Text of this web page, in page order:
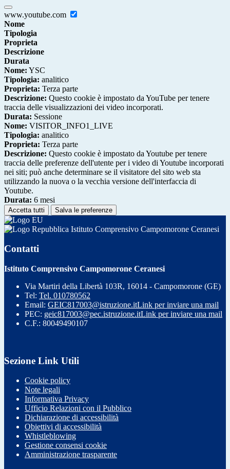
www.youtube.com
Nome
Tipologia
Proprieta
Descrizione
Durata
Nome: YSC
Tipologia: analitico
Proprieta: Terza parte
Descrizione: Questo cookie è impostato da YouTube per tenere
traccia delle visualizzazioni dei video incorporati.
Durata: Sessione
Nome: VISITOR_INFO1_LIVE
Tipologia: analitico
Proprieta: Terza parte
Descrizione: Questo cookie è impostato da Youtube per tenere
traccia delle preferenze dell'utente per i video di Youtube incorporati
nei siti; può anche determinare se il visitatore del sito web sta
utilizzando la nuova o la vecchia versione dell'interfaccia di
Youtube.
Durata: 6 mesi
Accetta tutti Salva le preferenze
Istituto Comprensivo Campomorone Ceranesi
Contatti
Istituto Comprensivo Campomorone Ceranesi
Via Martiri della Libertà 103R, 16014 - Campomorone (GE)
Tel: Tel. 010780562
Email: GEIC817003@istruzione.itLink per inviare una mail
PEC: geic817003@pec.istruzione.itLink per inviare una mail
C.F.: 80049490107
Sezione Link Utili
Cookie policy
Note legali
Informativa Privacy
Ufficio Relazioni con il Pubblico
Dichiarazione di accessibilità
Obiettivi di accessibilità
Whistleblowing
Gestione consensi cookie
Amministrazione trasparente